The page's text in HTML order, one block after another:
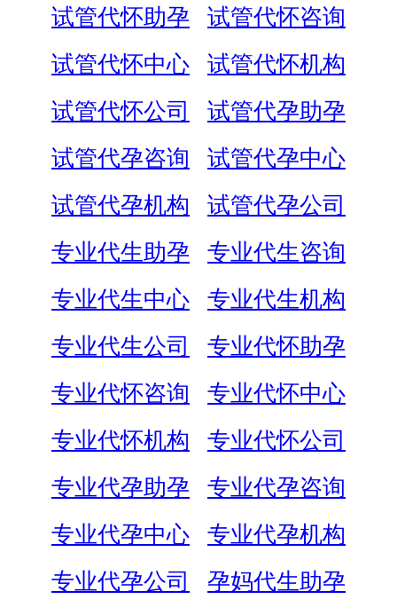
试管代怀助孕
试管代怀咨询
试管代怀中心
试管代怀机构
试管代怀公司
试管代孕助孕
试管代孕咨询
试管代孕中心
试管代孕机构
试管代孕公司
专业代生助孕
专业代生咨询
专业代生中心
专业代生机构
专业代生公司
专业代怀助孕
专业代怀咨询
专业代怀中心
专业代怀机构
专业代怀公司
专业代孕助孕
专业代孕咨询
专业代孕中心
专业代孕机构
专业代孕公司
孕妈代生助孕